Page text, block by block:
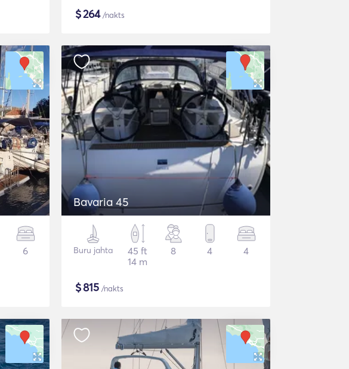
$264/nakts
6
Bavaria 45
Buru jahta
45 ft
14 m
8 4 4
$815 /nakts